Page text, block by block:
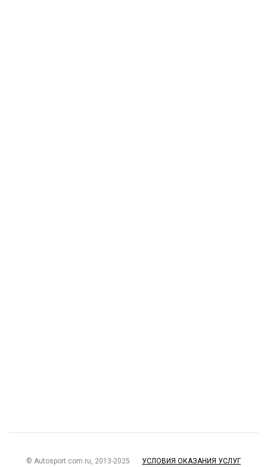
© Autosport.com.ru, 2013-2025 УСЛОВИЯ ОКАЗАНИЯ УСЛУГ